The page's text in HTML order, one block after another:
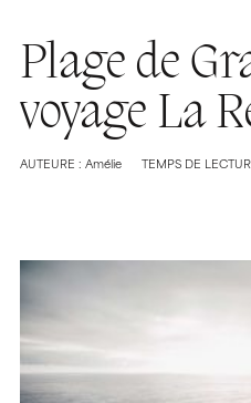
Plage de
voyage La
AUTEURE : Amélie TEMPS DE